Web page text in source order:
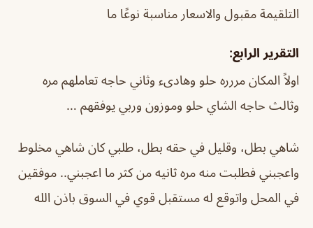
التلقيمة مقبول والاسعار مناسبة نوعًا ما
التقرير الرابع:
اولاً المكان مررره حلو وهادىء وثاني حاجه تعاملهم مره
وثالث حاجه الشاي حلو وموزون وربي يوفقهم …
شاهي بطل، وقليل في حقه بطل، طلبي كان شاهي مخلوط
واعجبني فطلبت منه مره ثانيه من كثر ما اعجبني.. موفقين
في المحل واتوقع له مستقبل قوي في السوق باذن الله